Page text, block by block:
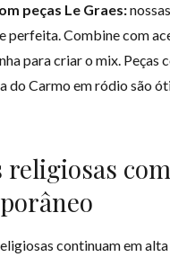
peças Le Graes:
perfeita. Combine com
para criar o mix. Peças
do Carmo em ródio são
religiosas
continuam em